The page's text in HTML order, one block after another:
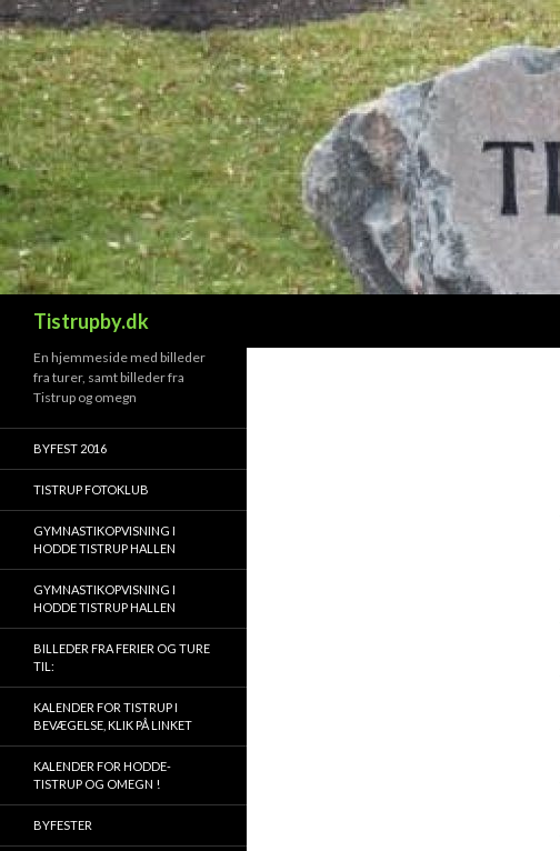
Tistrupby.dk
En hjemmeside med billeder
fra turer, samt billeder fra
Tistrup og omegn
BYFEST 2016
TISTRUP FOTOKLUB
GYMNASTIKOPVISNING I
HODDE TISTRUP HALLEN
GYMNASTIKOPVISNING I
HODDE TISTRUP HALLEN
BILLEDER FRA FERIER OG TURE
TIL:
KALENDER FOR TISTRUP I
BEVÆGELSE, KLIK PÅ LINKET
KALENDER FOR HODDE-
TISTRUP OG OMEGN !
BYFESTER